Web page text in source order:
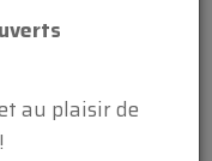
au plaisir de